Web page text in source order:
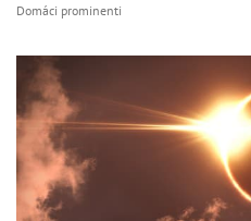
Domáci prominenti